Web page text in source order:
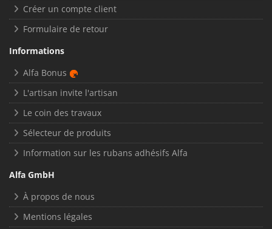
Créer un compte client
Formulaire de retour
Informations
Alfa Bonus
L'artisan invite l'artisan
Le coin des travaux
Sélecteur de produits
Information sur les rubans adhésifs Alfa
Alfa GmbH
À propos de nous
Mentions légales